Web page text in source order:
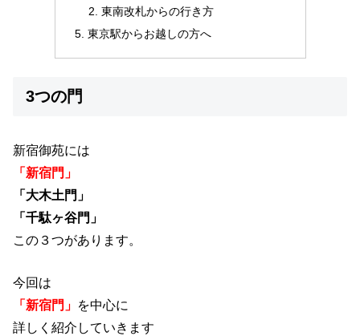
東南改札からの行き方
東京駅からお越しの方へ
3つの門
新宿御苑には
「新宿門」
「大木土門」
「千駄ヶ谷門」
この３つがあります。
今回は
「新宿門」 を中心に
詳しく紹介していきます